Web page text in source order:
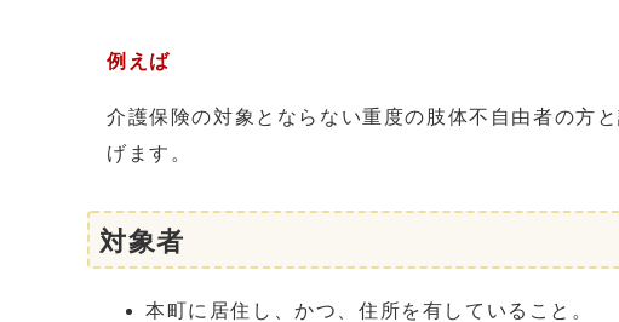
例えば
介護保険の対象とならない重度の肢体不自由者の方
げます。
対象者
本町に居住し、かつ、住所を有していること。